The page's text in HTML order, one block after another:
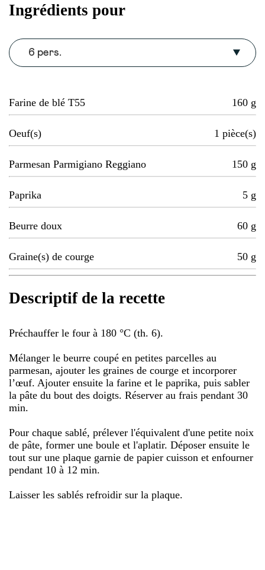
Ingrédients pour
6 pers.
Farine de blé T55 160 g
Oeuf(s) 1 pièce(s)
Parmesan Parmigiano Reggiano 150 g
Paprika 5 g
Beurre doux 60 g
Graine(s) de courge 50 g
Descriptif de la recette
Préchauffer le four à 180 °C (th. 6).
Mélanger le beurre coupé en petites parcelles au
parmesan, ajouter les graines de courge et incorporer
l’œuf. Ajouter ensuite la farine et le paprika, puis sabler
la pâte du bout des doigts. Réserver au frais pendant 30
min.
Pour chaque sablé, prélever l'équivalent d'une petite noix
de pâte, former une boule et l'aplatir. Déposer ensuite le
tout sur une plaque garnie de papier cuisson et enfourner
pendant 10 à 12 min.
Laisser les sablés refroidir sur la plaque.